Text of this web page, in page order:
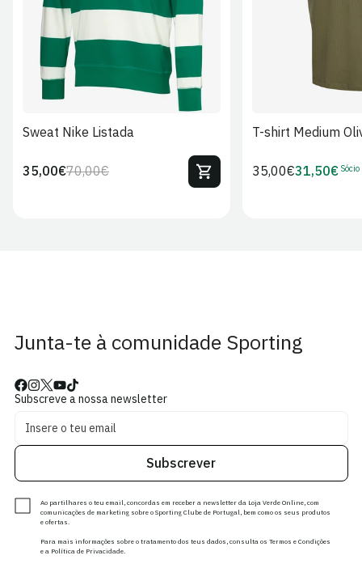
Sweat Nike Listada
Preço
70,00€Preço
35,00€
T-shirt Medium
Preço
35,00€Preço
31,50€ Sócio
Junta-te à comunidade Sporting
Subscreve a nossa newsletter
Subscrever
Ao partilhares o teu email, concordas em receber a newsletter da Loja Verde Online, com
comunicações de marketing sobre o Sporting Clube de Portugal, bem como os seus produtos
e ofertas.
Para mais informações sobre o tratamento dos teus dados, consulta os Termos e Condições
e a Política de Privacidade.